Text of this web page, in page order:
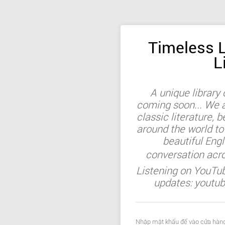
Timeless
A unique library
coming soon... We
classic literature,
around the world
beautiful
conversation
Listening on
updates:
Nhập mật khẩu để vào cửa